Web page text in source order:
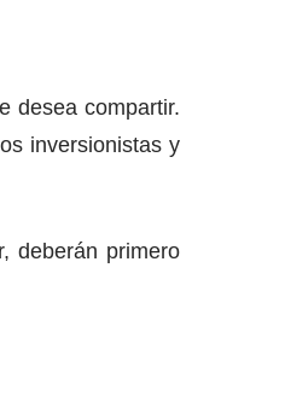
desea compartir.
inversionistas y
deberán primero